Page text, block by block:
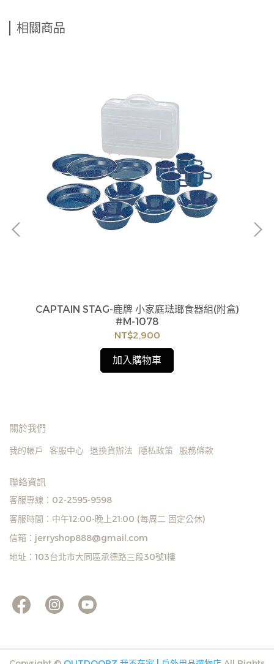
相關商品
CAPTAIN STAG-鹿牌 小家庭琺瑯食器組(附盒)
#M-1078
NT$2,900
加入購物車
關於我們
我的帳戶 客服中心 退換貨辦法 隱私政策 服務條款
聯絡資訊
客服專線：02-2595-9598
客服時間：中午12:00-晚上21:00 (每周二 固定公休)
信箱：jerryshop888@gmail.com
地址：103台北市大同區承德路三段30號1樓